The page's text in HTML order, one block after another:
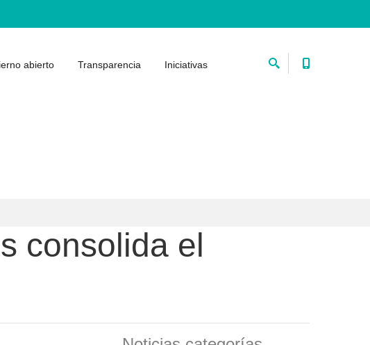
abierto Transparencia Iniciativas
consolida el